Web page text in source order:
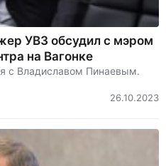
УВЗ обсудил с мэром
на Вагонке
с Владиславом Пинаевым.
26.10.2023